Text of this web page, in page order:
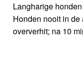
Langharige
Honden nooit in
oververhit; na 10